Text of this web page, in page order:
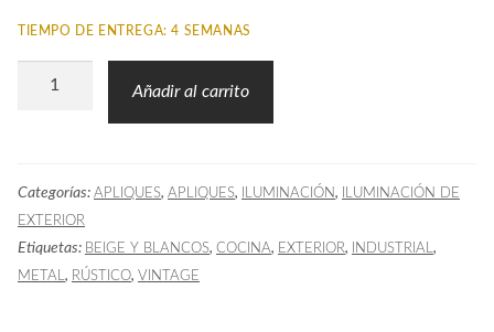
TIEMPO DE ENTREGA: 4 SEMANAS
Aplique
Blanco
cantidad
Añadir al carrito
Categorías: APLIQUES, APLIQUES, ILUMINACIÓN, ILUMINACIÓN DE
EXTERIOR
Etiquetas: BEIGE Y BLANCOS, COCINA, EXTERIOR, INDUSTRIAL ,
METAL , RÚSTICO, VINTAGE